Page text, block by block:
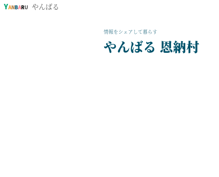
YANBARU やんばる
情報をシェアして暮らす
やんばる 恩納村